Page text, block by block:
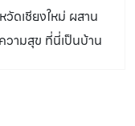
ขึ้น จึงเน้นการ
กออกแบบตกแต่ง
วัดเชียงใหม่ ผสาน
วามสุข ที่นี่เป็นบ้าน